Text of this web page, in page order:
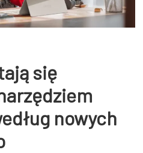
się
nowych